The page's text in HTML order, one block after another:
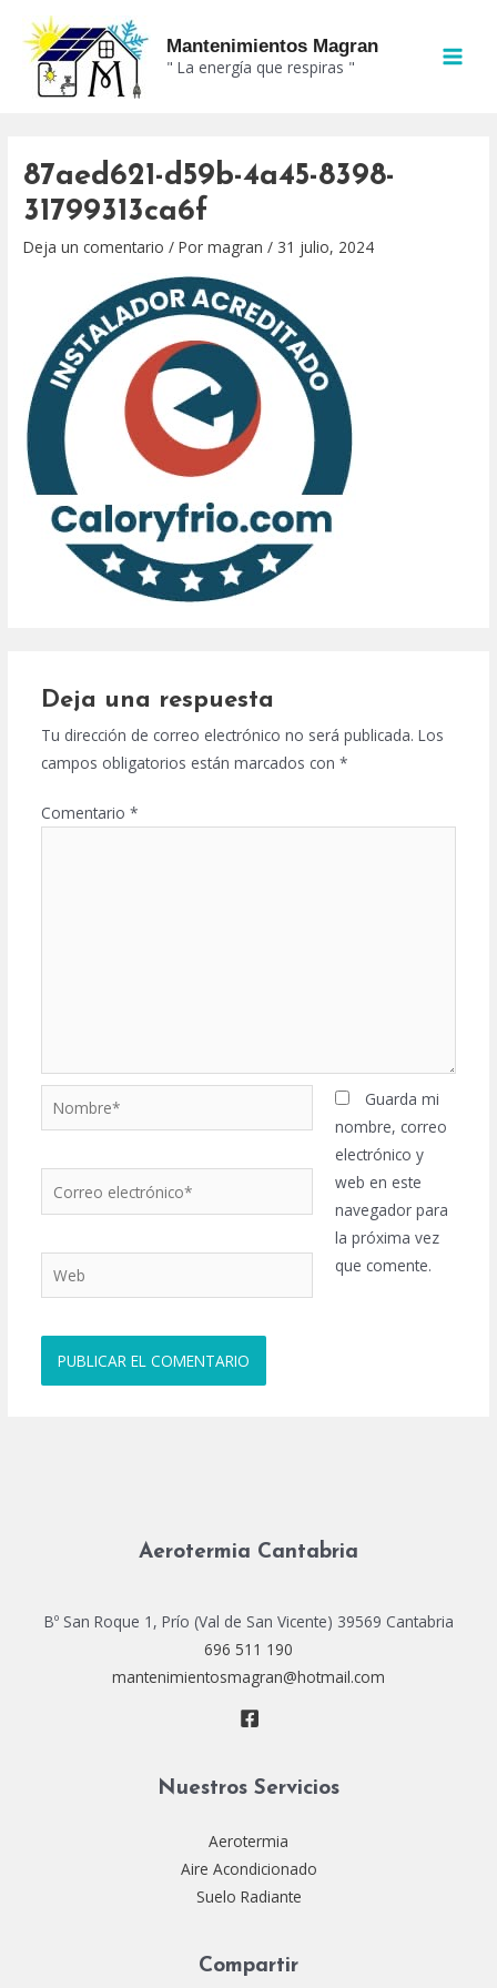
contenido
Mantenimientos Magran
" La energía que respiras "
87aed621-d59b-4a45-8398-
31799313ca6f
Deja un comentario / Pormagran/ 31 julio, 2024
Deja una respuesta
Tu dirección de correo electrónico no será publicada. Los
campos obligatorios están marcados con *
Comentario *
Nombre*
electrónico*
Guarda mi
nombre, correo
electrónico y
web en este
navegador para
la próxima vez
que comente.
Aerotermia Cantabria
Bº San Roque 1, Prío (Val de San Vicente) 39569 Cantabria
696 511 190
mantenimientosmagran@hotmail.com
Nuestros Servicios
Aerotermia
Aire Acondicionado
Suelo Radiante
Compartir